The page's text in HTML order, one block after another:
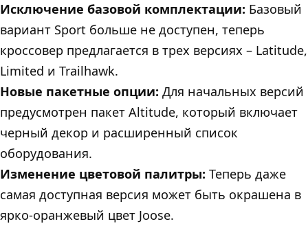
Исключение базовой комплектации: Базовый
вариант Sport больше не доступен, теперь
кроссовер предлагается в трех версиях – Latitude,
Limited и Trailhawk.
Новые пакетные опции: Для начальных версий
предусмотрен пакет Altitude, который включает
черный декор и расширенный список
оборудования.
Изменение цветовой палитры: Теперь даже
самая доступная версия может быть окрашена в
ярко-оранжевый цвет Joose.